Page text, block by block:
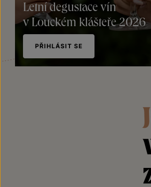
Letní degustace vín
v Louckém klášteře 2026
PŘIHLÁSIT SE